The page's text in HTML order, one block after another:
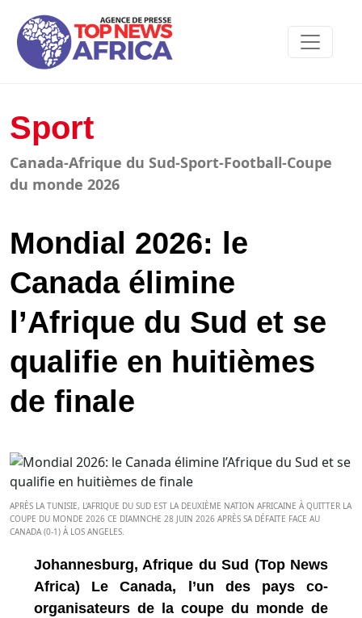
Sport
Canada-Afrique du Sud-Sport-Football-Coupe
du monde 2026
Mondial 2026: le
Canada élimine
l’Afrique du Sud et se
qualifie en huitièmes
de finale
APRÈS LA TUNISIE, L'AFRIQUE DU SUD EST LA DEUXIÈME NATION AFRICAINE À QUITTER LA
COUPE DU MONDE 2026 CE DIAMNCHE 28 JUIN 2026 APRÈS SA DÉFAITE FACE AU
CANADA (0-1) À LOS ANGELES.
Johannesburg, Afrique du Sud (Top News
Africa) Le Canada, l’un des pays co-
organisateurs de la coupe du monde de